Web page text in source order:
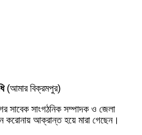
(আমার বিক্রমপুর)
সাবেক সাংগঠনিক সম্পাদক ও জেলা
করোনায় আক্রান্ত হয়ে মারা গেছেন।